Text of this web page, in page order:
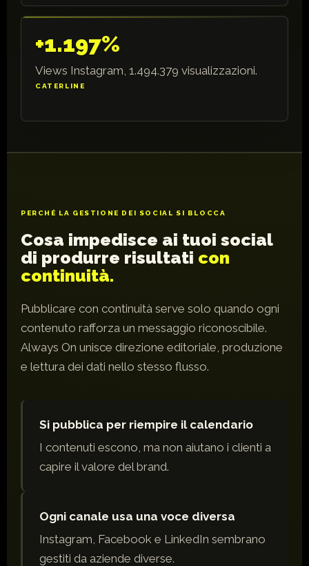
+1.197%
Views Instagram, 1.494.379 visualizzazioni.
CATERLINE
PERCHÉ LA GESTIONE DEI SOCIAL SI BLOCCA
Cosa impedisce ai tuoi social
di produrre risultati con
continuità.
Pubblicare con continuità serve solo quando ogni
contenuto rafforza un messaggio riconoscibile.
Always On unisce direzione editoriale, produzione
e lettura dei dati nello stesso flusso.
Si pubblica per riempire il calendario
I contenuti escono, ma non aiutano i clienti a
capire il valore del brand.
Ogni canale usa una voce diversa
Instagram, Facebook e LinkedIn sembrano
gestiti da aziende diverse.